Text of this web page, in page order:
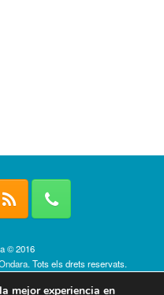
© 2016
. Tots els drets reservats.
mejor experiencia en